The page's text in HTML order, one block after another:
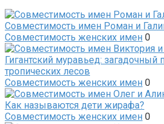
Совместимость имен Роман и
Совместимость женских имен 0
Гигантский муравьед: загадочный
тропических лесов
Совместимость женских имен 0
Как называются дети жирафа?
Совместимость женских имен 0